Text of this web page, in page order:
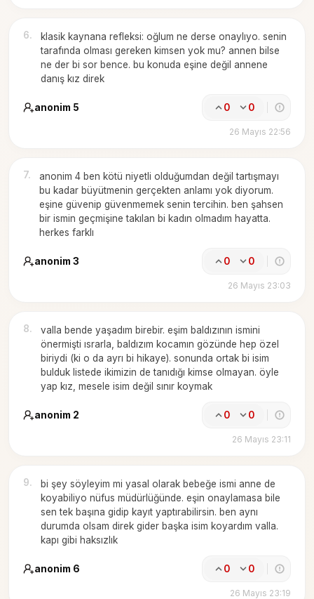
6.
klasik kaynana refleksi: oğlum ne derse onaylıyo. senin
tarafında olması gereken kimsen yok mu? annen bilse
ne der bi sor bence. bu konuda eşine değil annene
danış kız direk
anonim 5 0 0
26 Mayıs 22:56
7.
anonim 4 ben kötü niyetli olduğumdan değil tartışmayı
bu kadar büyütmenin gerçekten anlamı yok diyorum.
eşine güvenip güvenmemek senin tercihin. ben şahsen
bir ismin geçmişine takılan bi kadın olmadım hayatta.
herkes farklı
anonim 3 0 0
26 Mayıs 23:03
8.
valla bende yaşadım birebir. eşim baldızının ismini
önermişti ısrarla, baldızım kocamın gözünde hep özel
biriydi (ki o da ayrı bi hikaye). sonunda ortak bi isim
bulduk listede ikimizin de tanıdığı kimse olmayan. öyle
yap kız, mesele isim değil sınır koymak
anonim 2 0 0
26 Mayıs 23:11
9.
bi şey söyleyim mi yasal olarak bebeğe ismi anne de
koyabiliyo nüfus müdürlüğünde. eşin onaylamasa bile
sen tek başına gidip kayıt yaptırabilirsin. ben aynı
durumda olsam direk gider başka isim koyardım valla.
kapı gibi haksızlık
anonim 6 0 0
26 Mayıs 23:19